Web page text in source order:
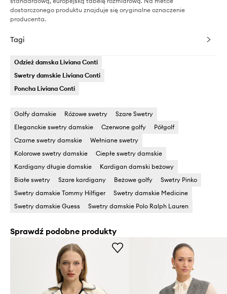
dostarczonego produktu znajduje się oryginalne oznaczenie
producenta.
Tagi
Odzież damska Liviana Conti
Swetry damskie Liviana Conti
Poncha Liviana Conti
Golfy damskie Różowe swetry
Szare Swetry
Eleganckie swetry damskie
Czerwone golfy
Półgolf
Czarne swetry damskie
Wełniane swetry
Kolorowe swetry damskie
Ciepłe swetry damskie
Kardigany długie damskie
Kardigan damski beżowy
Białe swetry
Szare kardigany Beżowe golfy
Swetry Pinko
Swetry damskie Tommy Hilfiger
Swetry damskie Medicine
Swetry damskie Guess
Swetry damskie Polo Ralph Lauren
Sprawdź podobne produkty